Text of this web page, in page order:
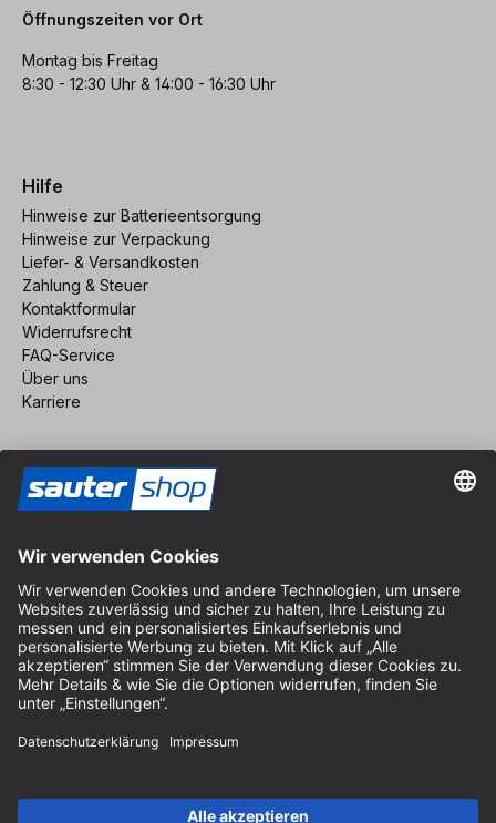
Öffnungszeiten vor Ort
Montag bis Freitag
8:30 - 12:30 Uhr & 14:00 - 16:30 Uhr
Hilfe
Hinweise zur Batterieentsorgung
Hinweise zur Verpackung
Liefer- & Versandkosten
Zahlung & Steuer
Kontaktformular
Widerrufsrecht
FAQ-Service
Über uns
Karriere
Impressum
AGB
Datenschutz
Cookie-Einstellungen
© 2026 sauter GmbH
* kostenloser Versand ab 150 Euro Bestellwert innerhalb
Deutschlands für die Standard-Paketgrößen - ausgenommen